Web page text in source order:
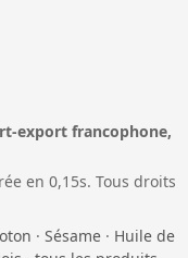
export francophone,
en 0,15s. Tous droits
· Sésame · Huile de